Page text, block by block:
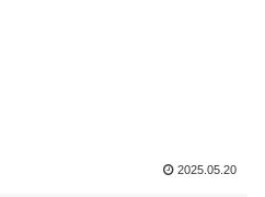
2025.05.20